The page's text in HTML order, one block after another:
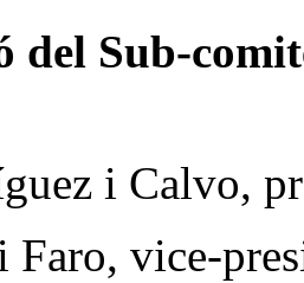
del Sub-
i Calvo,
Faro, vice-